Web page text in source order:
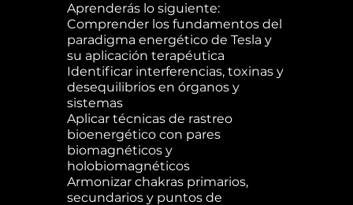
Aprenderás lo siguiente:
Comprender los fundamentos del
paradigma energético de Tesla y
su aplicación terapéutica
Identificar interferencias, toxinas y
desequilibrios en órganos y
sistemas
Aplicar técnicas de rastreo
bioenergético con pares
biomagnéticos y
holobiomagnéticos
Armonizar chakras primarios,
secundarios y puntos de